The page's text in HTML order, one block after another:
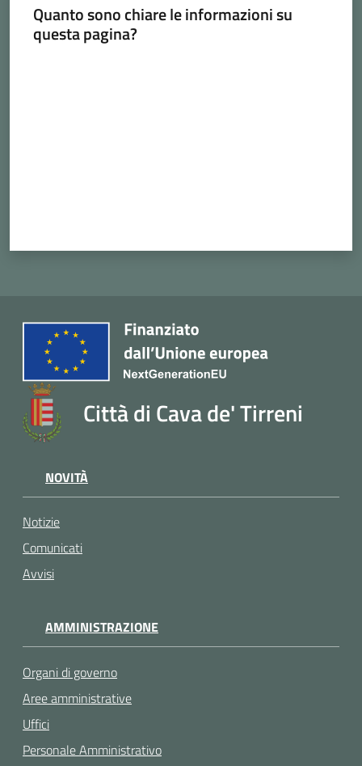
Quanto sono chiare le informazioni su
questa pagina?
Città di Cava de' Tirreni
NOVITÀ
Notizie
Comunicati
Avvisi
AMMINISTRAZIONE
Organi di governo
Aree amministrative
Uffici
Personale Amministrativo